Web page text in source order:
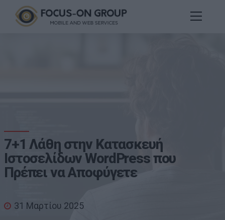
7+1 Λάθη στην Κατασκευή
Ιστοσελίδων WordPress που
Πρέπει να Αποφύγετε
31 Μαρτίου 2025